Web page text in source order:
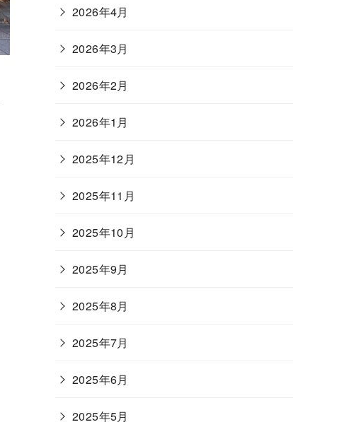
2026年4月
2026年3月
2026年2月
2026年1月
2025年12月
2025年11月
2025年10月
2025年9月
2025年8月
2025年7月
2025年6月
2025年5月